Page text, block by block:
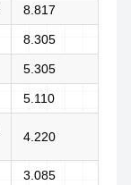
8.817
8.305
5.305
5.110
4.220
3.085